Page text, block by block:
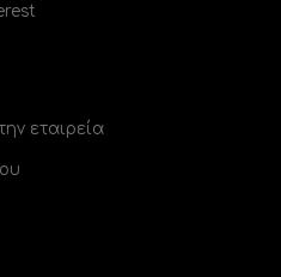
εταιρεία